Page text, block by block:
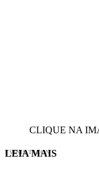
CLIQUE NA
EVINIS TALON
LEIA MAIS